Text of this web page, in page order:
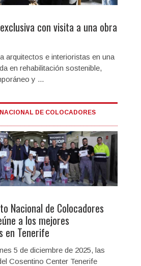
con visita a una obra
arquitectos e interioristas en una
en rehabilitación sostenible,
y ...
DE COLOCADORES
Nacional de Colocadores
a los mejores
en Tenerife
5 de diciembre de 2025, las
Cosentino Center Tenerife